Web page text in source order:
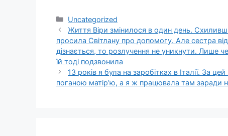
Категорії
Uncategorized
Життя Віри змінилося в один день.
просила Світлану про допомогу. Але сестра
дізнається, то розлучення не уникнути. Лише
їй тоді подзвонила
13 років я була на заробітках в Італії. За
поганою матір’ю, а я ж працювала там заради